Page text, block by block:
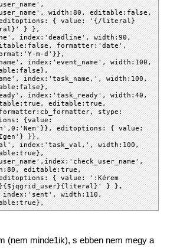
width:80, editable:false,
{ value: '{/literal}
} },
index:'deadline', width:90,
formatter:'date',
m-d'}},
index:'event_name', width:100,
index:'task_name,', width:100,
index:'task_ready', width:40,
editable:true,
stype:
{value:
editoptions: { value:
}},
index:'task_val,', width:100,
editable:true,
{ value: ':Kérem
} },
width:110,
(nem minde1ik), s ebben nem megy a